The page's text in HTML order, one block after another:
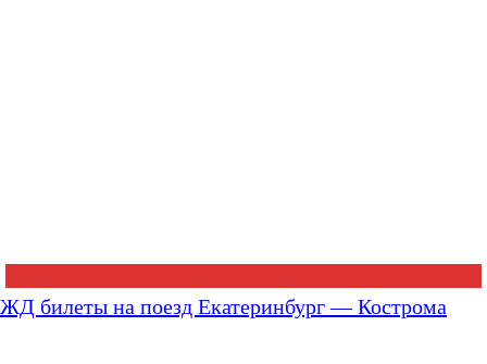
ЖД билеты на поезд Екатеринбург — Кострома